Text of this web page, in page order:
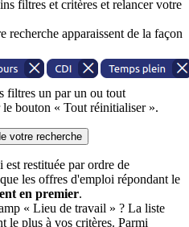
filtres et critères et relancer votre
recherche apparaissent de la façon
filtres un par un ou tout
bouton « Tout réinitialiser ».
votre recherche
restituée par ordre de
les offres d'emploi répondant le
en premier.
« Lieu de travail » ? La liste
le plus à vos critères. Parmi